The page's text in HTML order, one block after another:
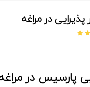
پذیرایی در مراغه
پارسیس در